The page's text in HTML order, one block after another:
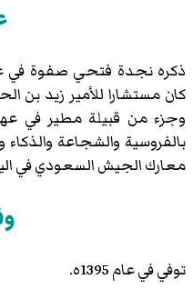
ذكره نجدة فتحي صفوة في
كان مستشارا للأمير زيد بن
وجزء من قبيلة مطير في
بالفروسية والشجاعة
معارك الجيش السعودي في
توفي في عام 1395ه.